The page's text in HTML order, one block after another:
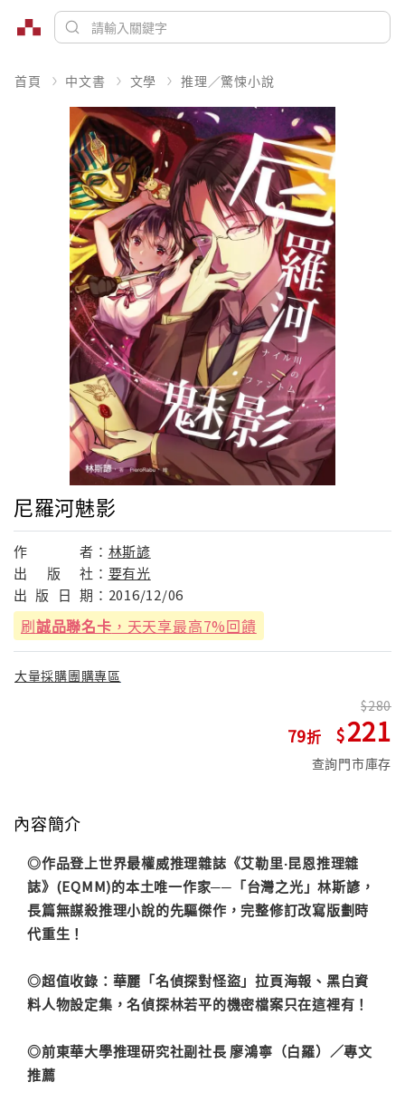
首頁 中文書 文學 推理／驚悚小說
尼羅河魅影
作 者： 林斯諺
出
版 社： 要有光
出 版 日 期： 2016/12/06
刷誠品聯名卡 ，天天享最高7%回饋
大量採購團購專區
79
280
221
查詢門市庫存
內容簡介
◎作品登上世界最權威推理雜誌《艾勒里‧昆恩推理雜
誌》(EQMM)的本土唯一作家──「台灣之光」林斯諺，
長篇無謀殺推理小說的先驅傑作，完整修訂改寫版劃時
代重生！
◎超值收錄：華麗「名偵探對怪盜」拉頁海報、黑白資
料人物設定集，名偵探林若平的機密檔案只在這裡有！
◎前東華大學推理研究社副社長 廖鴻寧（白羅）／專文
推薦